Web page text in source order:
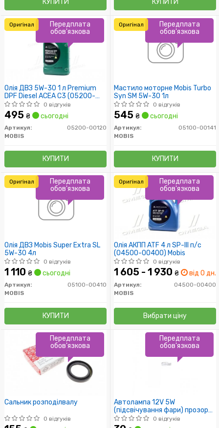
КУПИТИ КУПИТИ
Олія ДВЗ 5W-30 1 л Premium
DPF Diesel ACEA C3 (05200-
00120) Mobis0 відгуків
495 ₴ сьогодні
Артикул:
05200-00120
MOBIS
КУПИТИ
Передплата
обов'язкова
Оригінал
Мастило моторне Mobis Turbo
Syn SM 5W-30 1л
0 відгуків
545 ₴ сьогодні
Артикул:
05100-00141
MOBIS
КУПИТИ
Передплата
обов'язкова
Оригінал
Олія ДВЗ Mobis Super Extra SL
5W-30 4л
0 відгуків
1 110 ₴ сьогодні
Артикул:
05100-00410
MOBIS
КУПИТИ
Передплата
обов'язкова
Оригінал
Олія АКПП ATF 4 л SP-III п/с
(04500-00400) Mobis
0 відгуків
1 605 - 1 930 ₴ від 0 дн.
Артикул:
04500-00400
MOBIS
Вибрати ціну
Передплата
обов'язкова
Оригінал
Сальник розподілвалу
0 відгуків
Передплата
обов'язкова
Автолампа 12V 5W
(підсвічування фари) прозора
Universal
0 відгуків
Передплата
обов'язкова